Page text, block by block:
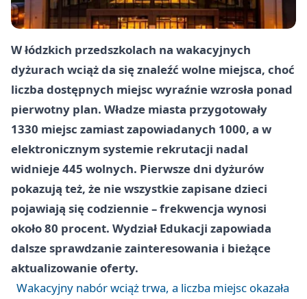
W łódzkich przedszkolach na wakacyjnych
dyżurach wciąż da się znaleźć wolne miejsca, choć
liczba dostępnych miejsc wyraźnie wzrosła ponad
pierwotny plan. Władze miasta przygotowały
1330 miejsc zamiast zapowiadanych 1000, a w
elektronicznym systemie rekrutacji nadal
widnieje 445 wolnych. Pierwsze dni dyżurów
pokazują też, że nie wszystkie zapisane dzieci
pojawiają się codziennie – frekwencja wynosi
około 80 procent. Wydział Edukacji zapowiada
dalsze sprawdzanie zainteresowania i bieżące
aktualizowanie oferty.
Wakacyjny nabór wciąż trwa, a liczba miejsc okazała